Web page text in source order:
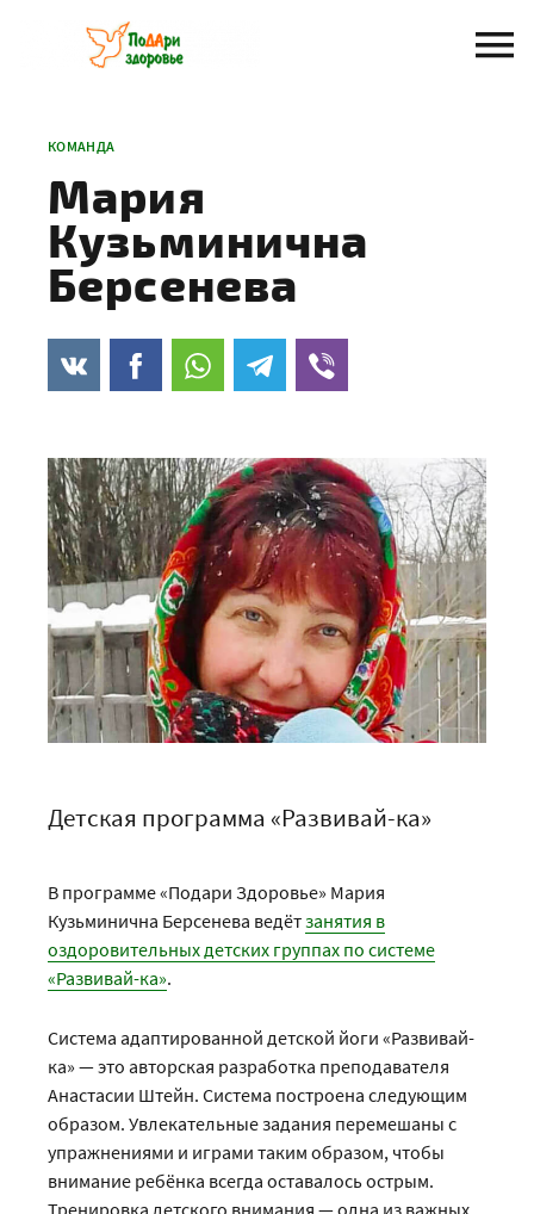
содержанию
КОМАНДА
Мария
Кузьминична
Берсенева
Детская программа «Развивай-ка»
В программе «Подари Здоровье» Мария
Кузьминична Берсенева ведётзанятия в
оздоровительных детских группах по системе
«Развивай-ка».
Система адаптированной детской йоги «Развивай-
ка» — это авторская разработка преподавателя
Анастасии Штейн. Система построена следующим
образом. Увлекательные задания перемешаны с
упражнениями и играми таким образом, чтобы
внимание ребёнка всегда оставалось острым.